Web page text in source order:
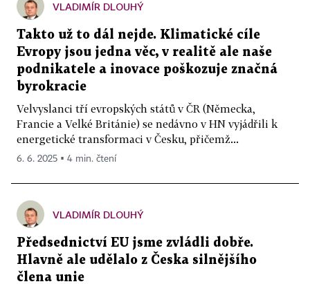
VLADIMÍR DLOUHÝ
Takto už to dál nejde. Klimatické cíle
Evropy jsou jedna věc, v realitě ale naše
podnikatele a inovace poškozuje značná
byrokracie
Velvyslanci tří evropských států v ČR (Německa,
Francie a Velké Británie) se nedávno v HN vyjádřili k
energetické transformaci v Česku, přičemž...
6. 6. 2025 ▪ 4 min. čtení
VLADIMÍR DLOUHÝ
Předsednictví EU jsme zvládli dobře.
Hlavně ale udělalo z Česka silnějšího
člena unie